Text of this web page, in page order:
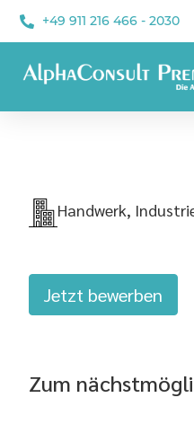
+49 911 216 466 - 2030
Handwerk,
Jetzt bewerben
Zum